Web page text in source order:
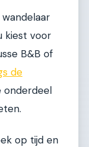
kiest voor
B&B of
de
onderdeel
op tijd en